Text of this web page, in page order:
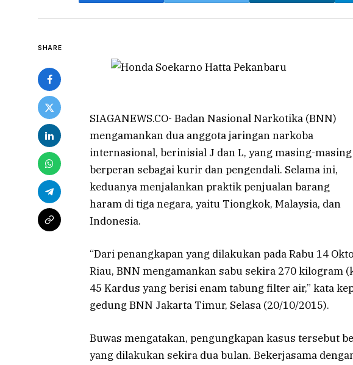
SHARE
SIAGANEWS.CO- Badan Nasional Narkotika (BNN)
mengamankan dua anggota jaringan narkoba
internasional, berinisial J dan L, yang masing-masing
berperan sebagai kurir dan pengendali. Selama ini,
keduanya menjalankan praktik penjualan barang
haram di tiga negara, yaitu Tiongkok, Malaysia, dan
Indonesia.
“Dari penangkapan yang dilakukan pada Rabu 14
Riau, BNN mengamankan sabu sekira 270 kilogram
45 Kardus yang berisi enam tabung filter air,” kata
gedung BNN Jakarta Timur, Selasa (20/10/2015).
Buwas mengatakan, pengungkapan kasus tersebut
yang dilakukan sekira dua bulan. Bekerjasama